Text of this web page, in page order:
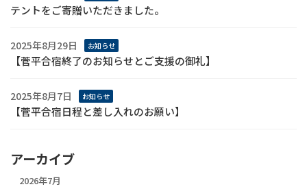
テントをご寄贈いただきました。
2025年8月29日 お知らせ
【菅平合宿終了のお知らせとご支援の御礼】
2025年8月7日 お知らせ
【菅平合宿日程と差し入れのお願い】
アーカイブ
2026年7月